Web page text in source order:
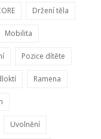
Držení těla
Mobilita
Pozice dítěte
Ramena
Uvolnění